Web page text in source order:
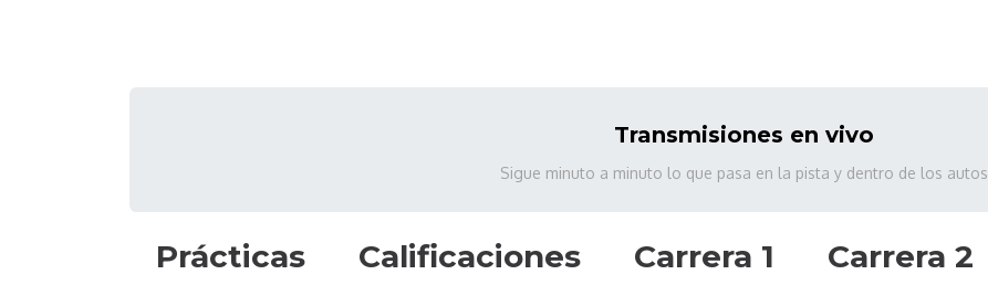
Transmisiones en vivo
Sigue minuto a minuto lo que pasa en la pista y dentro de los autos
Prácticas Calificaciones Carrera 1 Carrera 2